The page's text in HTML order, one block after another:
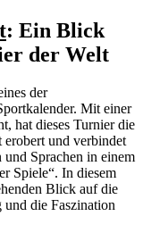
: Ein Blick
der Welt
der
Mit einer
hat dieses Turnier die
und verbindet
Sprachen in einem
Spiele“. In diesem
Blick auf die
die Faszination